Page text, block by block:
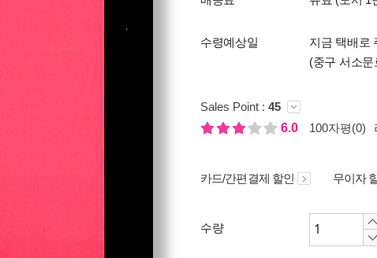
수령예상일
지금 택배로
(중구 서소문
Sales Point : 45
6.0
100자평(0)
카드/간편결제 할인 무이자
수량